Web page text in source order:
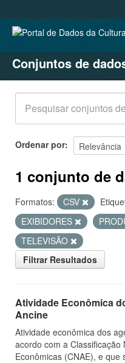
CONJUNTOS DE DADOS
ORGANIZAÇÕES
GRUPOS
SOBRE
Conjuntos de
Ordenar por
1 conjunto de
Formatos: CSV
EXIBIDORES
TELEVISÃO
Filtrar Resultados
Atividade Econômica
Ancine
Atividade econômica dos
acordo com a Classificação
Econômicas (CNAE), e